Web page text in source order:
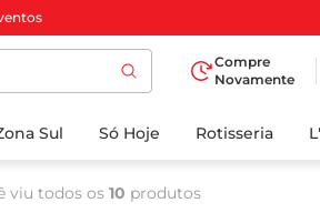
Compre
Novamente
Sul Só Hoje Rotisseria
viu todos os10 produtos
BUSCADOS